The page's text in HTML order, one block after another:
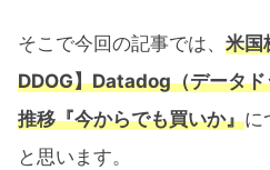
そこで今回の記事では、 米国
DDOG】Datadog（データ
推移『今からでも買いか』に
と思います。